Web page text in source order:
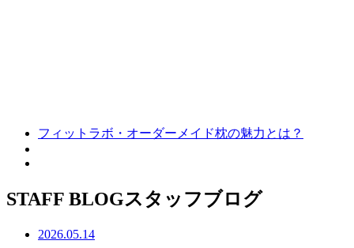
フィットラボ・オーダーメイド枕の魅力とは？
STAFF BLOGスタッフブログ
2026.05.14